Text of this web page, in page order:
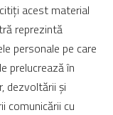
acest material
reprezintă
personale pe care
prelucrează în
dezvoltării și
comunicării cu